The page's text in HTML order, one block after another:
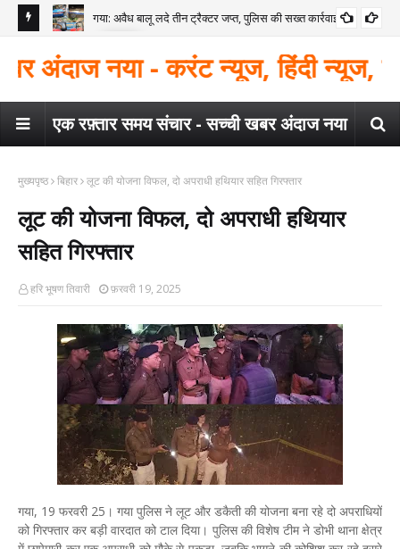
दबोचा गया: अवैध बालू लदे तीन ट्रैक्टर जप्त, पुलिस की सख्त कार्रवाई
नया - करंट न्यूज, हिंदी न्यूज,
एक रफ़्तार समय संचार - सच्ची खबर अंदाज नया
मुख्यपृष्ठ बिहार लूट की योजना विफल, दो अपराधी हथियार सहित गिरफ्तार
लूट की योजना विफल, दो अपराधी हथियार
सहित गिरफ्तार
हरि भूषण तिवारी फ़रवरी 19, 2025
गया, 19 फरवरी 25। गया पुलिस ने लूट और डकैती की योजना बना रहे दो अपराधियों
को गिरफ्तार कर बड़ी वारदात को टाल दिया। पुलिस की विशेष टीम ने डोभी थाना क्षेत्र